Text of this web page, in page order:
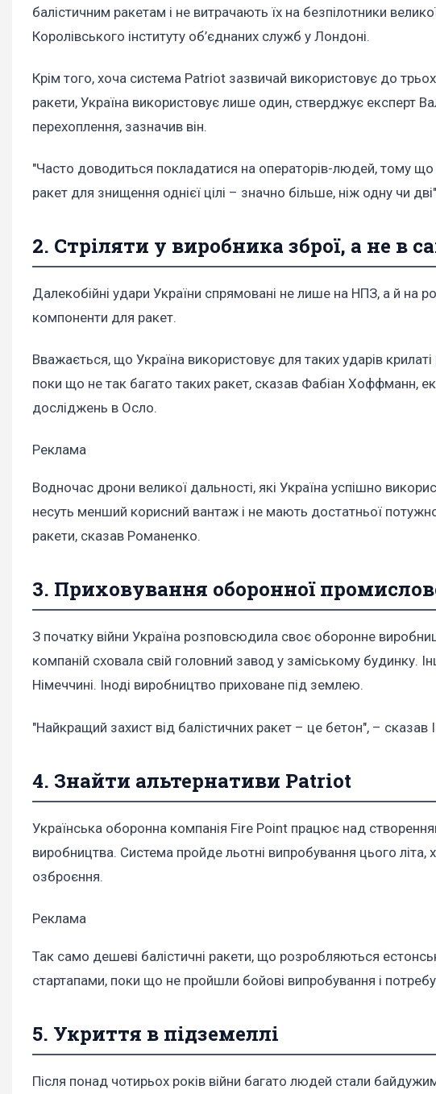
балістичним ракетам і не витрачають їх на безпілотники
Королівського інституту об’єднаних служб у Лондоні.
Крім того, хоча система Patriot зазвичай використовує до
ракети, Україна використовує лише один, стверджує експерт
перехоплення, зазначив він.
"Часто доводиться покладатися на операторів-людей, тому
ракет для знищення однієї цілі – значно більше, ніж одну чи
2. Стріляти у виробника зброї, а не в
Далекобійні удари України спрямовані не лише на НПЗ, а й на
компоненти для ракет.
Вважається, що Україна використовує для таких ударів
поки що не так багато таких ракет, сказав Фабіан Хоффманн,
досліджень в Осло.
Реклама
Водночас дрони великої дальності, які Україна успішно
несуть менший корисний вантаж і не мають достатньої
ракети, сказав Романенко.
3. Приховування оборонної
З початку війни Україна розповсюдила своє оборонне
компаній сховала свій головний завод у заміському будинку.
Німеччині. Іноді виробництво приховане під землею.
"Найкращий захист від балістичних ракет – це бетон", – сказав
4. Знайти альтернативи Patriot
Українська оборонна компанія Fire Point працює над
виробництва. Система пройде льотні випробування цього
озброєння.
Реклама
Так само дешеві балістичні ракети, що розробляються
стартапами, поки що не пройшли бойові випробування і
5. Укриття в підземеллі
Після понад чотирьох років війни багато людей стали